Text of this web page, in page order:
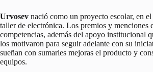
Urvosev nació como un proyecto escolar, en
taller de electrónica. Los premios y menciones
competencias, además del apoyo institucional
los motivaron para seguir adelante con su
sueñan con sumarles mejoras el producto y
equipos.